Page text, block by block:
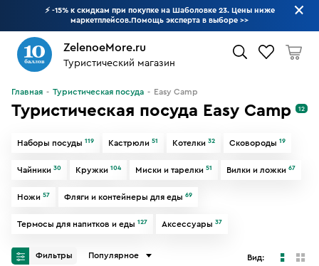
⚡ -15% к скидкам при покупке на Шаболовке 23. Цены ниже
маркетплейсов.Помощь эксперта в выборе >>
ZelenoeMore.ru
Туристический магазин
Что будем искать?
Главная Туристическая посуда Easy Camp
Туристическая посуда Easy Camp 12
Наборы посуды 119 Кастрюли 51 Котелки 32 Сковороды 19
Чайники 30 Кружки 104 Миски и тарелки 51 Вилки и ложки 67
Ножи 57 Фляги и контейнеры для еды 69
Термосы для напитков и еды 127 Аксессуары 37
Фильтры Популярное Вид: